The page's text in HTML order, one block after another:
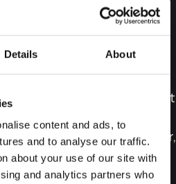
Details About
content and ads, to
and to analyse our traffic.
about your use of our site with
and analytics partners who
att tackla
med den nya
Annelis och Josefins
är jag övertygad om att
förväntningarna
tjänster för våra klienter,
Partner på Fylgia.